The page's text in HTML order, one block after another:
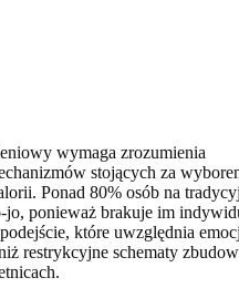
wymaga zrozumienia
stojących za
Ponad 80% osób na
jo, ponieważ brakuje im
które uwzględnia
restrykcyjne schematy